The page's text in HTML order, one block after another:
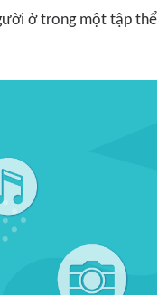
ở trong một tập thể